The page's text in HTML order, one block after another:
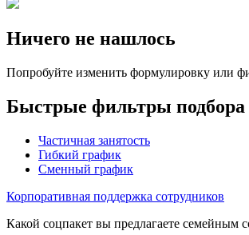
Ничего не нашлось
Попробуйте изменить формулировку или
Быстрые фильтры подбора
Частичная занятость
Гибкий график
Сменный график
Корпоративная поддержка сотрудников
Какой соцпакет вы предлагаете семейным